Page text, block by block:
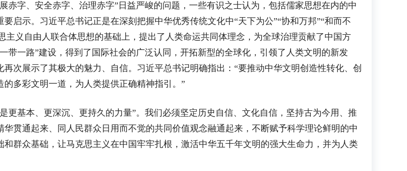
字、安全赤字、治理赤字”日益严峻的问题，一些有识之士认为，包括儒家思想在内的中
启示。习近平总书记正是在深刻把握中华优秀传统文化中“天下为公”“协和万邦”“和而不
主义自由人联合体思想的基础上，提出了人类命运共同体理念，为全球治理贡献了中国方
带一路”建设，得到了国际社会的广泛认同，开拓新型的全球化，引领了人类文明的新发
次展示了其极大的魅力、自信。习近平总书记明确指出：“要推动中华文明创造性转化、创
多彩文明一道，为人类提供正确精神指引。”
基本、更深沉、更持久的力量”。我们必须坚定历史自信、文化自信，坚持古为今用、推
贯通起来、同人民群众日用而不觉的共同价值观念融通起来，不断赋予科学理论鲜明的中
群众基础，让马克思主义在中国牢牢扎根，激活中华五千年文明的强大生命力，并为人类